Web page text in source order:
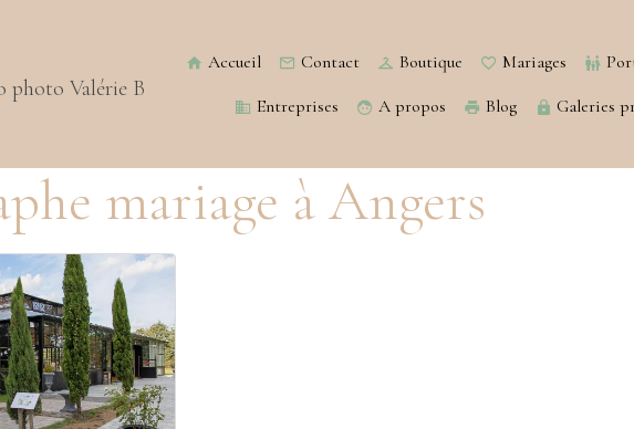
photo Valérie B
Accueil Contact Boutique Mariages
Entreprises
A propos Blog Galeries
mariage à Angers